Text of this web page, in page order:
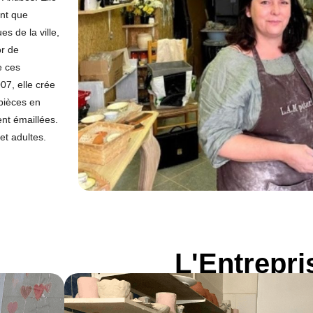
que
de la ville,
de
ces
elle crée
en
émaillées.
adultes.
Ateliers